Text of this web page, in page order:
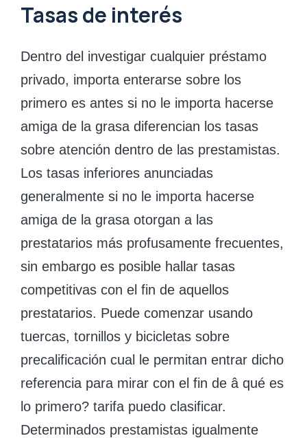
Tasas de interés
Dentro del investigar cualquier préstamo
privado, importa enterarse sobre los
primero es antes si no le importa hacerse
amiga de la grasa diferencian los tasas
sobre atención dentro de las prestamistas.
Los tasas inferiores anunciadas
generalmente si no le importa hacerse
amiga de la grasa otorgan a las
prestatarios más profusamente frecuentes,
sin embargo es posible hallar tasas
competitivas con el fin de aquellos
prestatarios. Puede comenzar usando
tuercas, tornillos y bicicletas sobre
precalificación cual le permitan entrar dicho
referencia para mirar con el fin de â qué es
lo primero? tarifa puedo clasificar.
Determinados prestamistas igualmente